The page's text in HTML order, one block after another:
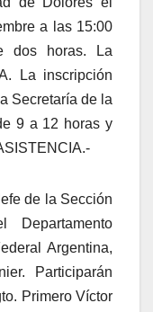
a las 15:00
dos horas. La
La inscripción
Secretaría de la
9 a 12 horas y
de la Sección
Departamento
Argentina,
Participarán
Primero Víctor